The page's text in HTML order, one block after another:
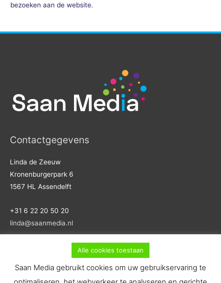
bezoeken aan de website.
Contactgegevens
Linda de Zeeuw
Kronenburgerpark 6
1567 HL Assendelft
+31 6 22 20 50 20
linda@saanmedia.nl
Btw-id. NL001599973B63
Alle cookies toestaan
Saan Media gebruikt cookies om uw gebruikservaring te